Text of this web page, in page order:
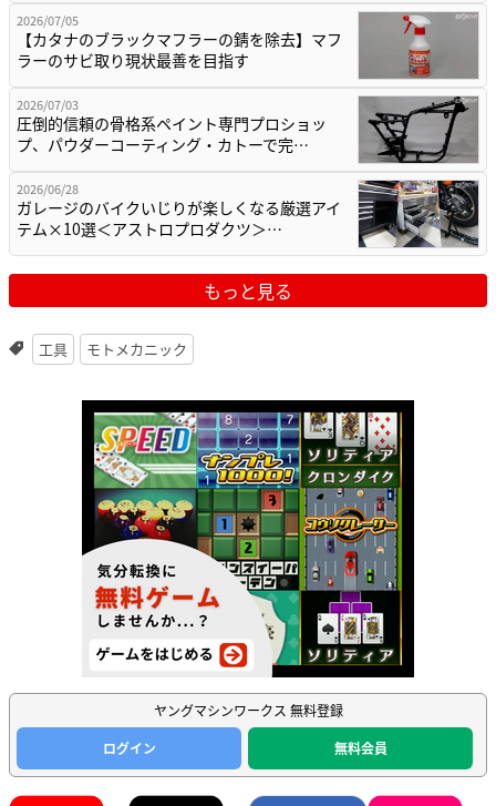
2026/07/05
【カタナのブラックマフラーの錆を除去】マフ
ラーのサビ取り現状最善を目指す
2026/07/03
圧倒的信頼の骨格系ペイント専門プロショッ
プ、パウダーコーティング・カトーで完…
2026/06/28
ガレージのバイクいじりが楽しくなる厳選アイ
テム×10選＜アストロプロダクツ＞…
もっと見る
工具 モトメカニック
ヤングマシンワークス 無料登録
ログイン
無料会員